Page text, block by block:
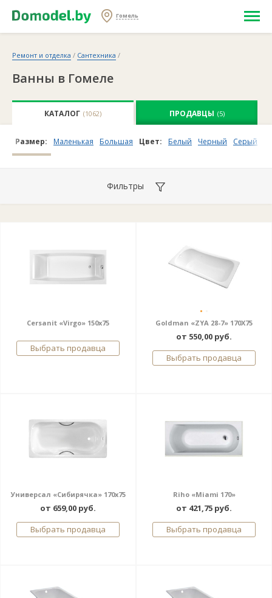
Гомель
Ремонт и отделка / Сантехника /
Ванны в Гомеле
КАТАЛОГ (1062) ПРОДАВЦЫ (5)
Размер: Маленькая Большая Цвет: Белый Черный Серый
Фильтры
Cersanit «Virgo» 150x75
Выбрать продавца
Goldman «ZYA 28-7» 170X75
от 550,00 руб.
Выбрать продавца
Универсал «Сибирячка» 170x75
от 659,00 руб.
Выбрать продавца
Riho «Miami 170»
от 421,75 руб.
Выбрать продавца